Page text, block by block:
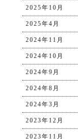
2025年10月
2025年4月
2024年11月
2024年10月
2024年9月
2024年8月
2024年3月
2023年12月
2023年11月